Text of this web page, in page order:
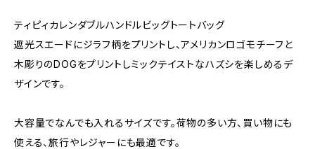
ティピィカレンダブルハンドルビッグトートバッグ
遮光スエードにジラフ柄をプリントし、アメリカンロゴモチーフと
木彫りのDOGをプリントしミックテイストなハズシを楽しめるデ
ザインです。
大容量でなんでも入れるサイズです。荷物の多い方、買い物にも
使える、旅行やレジャーにも最適です。